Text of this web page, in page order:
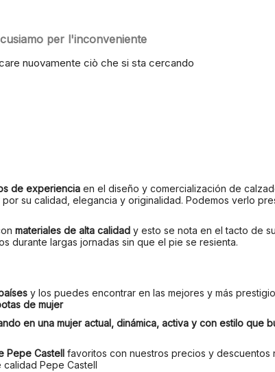
per l'inconveniente
nuovamente ciò che si sta cercando
de experiencia en el diseño y comercialización de
su calidad, elegancia y originalidad. Podemos verlo
materiales de alta calidad y esto se nota en el tacto de
durante largas jornadas sin que el pie se resienta.
y los puedes encontrar en las mejores y más
de mujer
en una mujer actual, dinámica, activa y con estilo que
Pepe Castell favoritos con nuestros precios y descuentos
Pepe Castell